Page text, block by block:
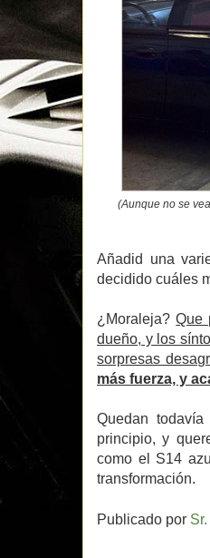
(Aunque no se
Añadid una
decidido cuáles
¿Moraleja?Que
dueño, y los
sorpresas
más fuerza, y
Quedan
principio, y
como el S14
transformación.
Publicado por